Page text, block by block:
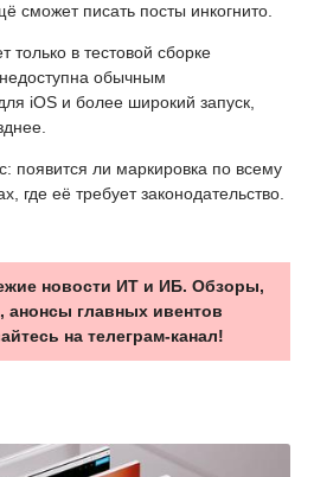
сможет писать посты инкогнито.
только в тестовой сборке
обычным
iOS и более широкий запуск,
появится ли маркировка по всему
где её требует законодательство.
новости ИТ и ИБ. Обзоры,
анонсы главных ивентов
на телеграм-канал!